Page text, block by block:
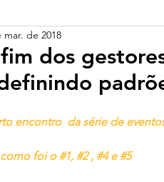
Formação
Finanças
& Sociobio
dos
mar. de 2018
encontro  da série de
como foi o #1, #2 , #4 e #5